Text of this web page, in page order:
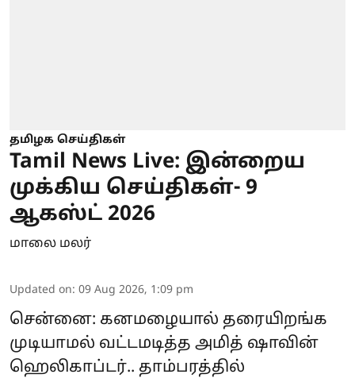
தமிழக செய்திகள்
Tamil News Live: இன்றைய
முக்கிய செய்திகள்- 9
ஆகஸ்ட் 2026
மாலை மலர்
Updated on: 09 Aug 2026, 1:09 pm
சென்னை: கனமழையால் தரையிறங்க
முடியாமல் வட்டமடித்த அமித் ஷாவின்
ஹெலிகாப்டர்.. தாம்பரத்தில்